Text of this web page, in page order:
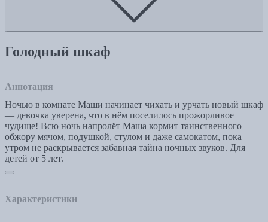
Голодный шкаф
Аннотация
Ночью в комнате Маши начинает чихать и урчать новый шкаф
— девочка уверена, что в нём поселилось прожорливое
чудище! Всю ночь напролёт Маша кормит таинственного
обжору мячом, подушкой, стулом и даже самокатом, пока
утром не раскрывается забавная тайна ночных звуков. Для
детей от 5 лет.
Характеристики